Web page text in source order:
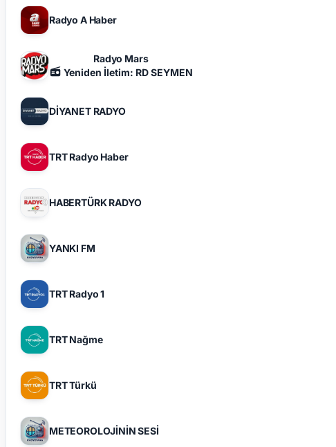
Radyo A Haber
Radyo Mars
Yeniden İletim: RD SEYMEN
DİYANET RADYO
TRT Radyo Haber
HABERTÜRK RADYO
YANKI FM
TRT Radyo 1
TRT Nağme
TRT Türkü
METEOROLOJİNİN SESİ